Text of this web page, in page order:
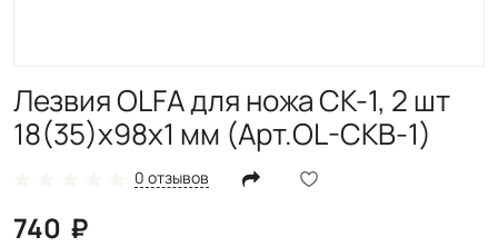
Лезвия OLFA для ножа CK-1, 2 шт
18(35)х98х1 мм (Арт.OL-CKB-1)
0 отзывов
740